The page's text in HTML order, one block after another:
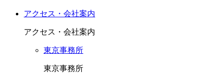
アクセス・会社案内
アクセス・会社案内
東京事務所
東京事務所